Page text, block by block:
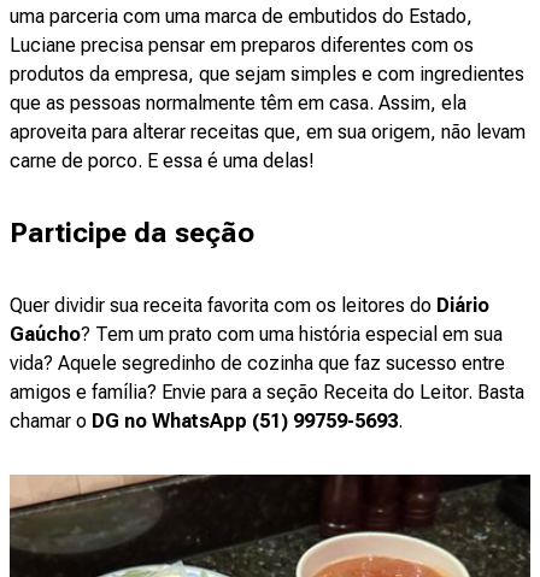
uma parceria com uma marca de embutidos do Estado,
Luciane precisa pensar em preparos diferentes com os
produtos da empresa, que sejam simples e com ingredientes
que as pessoas normalmente têm em casa. Assim, ela
aproveita para alterar receitas que, em sua origem, não levam
carne de porco. E essa é uma delas!
Participe da seção
Quer dividir sua receita favorita com os leitores do Diário
Gaúcho? Tem um prato com uma história especial em sua
vida? Aquele segredinho de cozinha que faz sucesso entre
amigos e família? Envie para a seção Receita do Leitor. Basta
chamar o DG no WhatsApp (51) 99759-5693.